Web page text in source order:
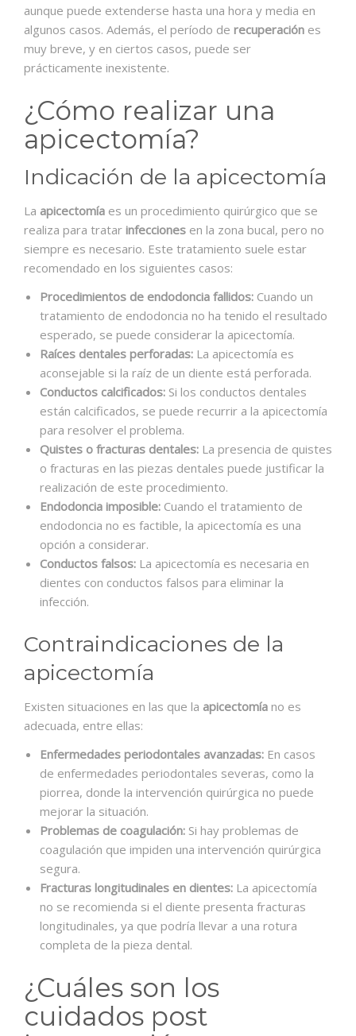
aunque puede extenderse hasta una hora y media en
algunos casos. Además, el período de recuperación es
muy breve, y en ciertos casos, puede ser
prácticamente inexistente.
¿Cómo realizar una
apicectomía?
Indicación de la apicectomía
La apicectomía es un procedimiento quirúrgico que se
realiza para tratar infecciones en la zona bucal, pero no
siempre es necesario. Este tratamiento suele estar
recomendado en los siguientes casos:
Procedimientos de endodoncia fallidos: Cuando un
tratamiento de endodoncia no ha tenido el resultado
esperado, se puede considerar la apicectomía.
Raíces dentales perforadas: La apicectomía es
aconsejable si la raíz de un diente está perforada.
Conductos calcificados: Si los conductos dentales
están calcificados, se puede recurrir a la apicectomía
para resolver el problema.
Quistes o fracturas dentales: La presencia de quistes
o fracturas en las piezas dentales puede justificar la
realización de este procedimiento.
Endodoncia imposible: Cuando el tratamiento de
endodoncia no es factible, la apicectomía es una
opción a considerar.
Conductos falsos: La apicectomía es necesaria en
dientes con conductos falsos para eliminar la
infección.
Contraindicaciones de la
apicectomía
Existen situaciones en las que la apicectomía no es
adecuada, entre ellas:
Enfermedades periodontales avanzadas: En casos
de enfermedades periodontales severas, como la
piorrea, donde la intervención quirúrgica no puede
mejorar la situación.
Problemas de coagulación: Si hay problemas de
coagulación que impiden una intervención quirúrgica
segura.
Fracturas longitudinales en dientes: La apicectomía
no se recomienda si el diente presenta fracturas
longitudinales, ya que podría llevar a una rotura
completa de la pieza dental.
¿Cuáles son los
cuidados post